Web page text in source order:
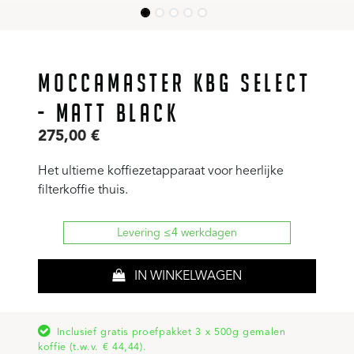
MOCCAMASTER KBG SELECT
- MATT BLACK
275,00 €
Het ultieme koffiezetapparaat voor heerlijke
filterkoffie thuis.
Levering ≤4 werkdagen
IN WINKELWAGEN
Inclusief gratis proefpakket 3 x 500g gemalen
koffie (t.w.v. € 44,44).